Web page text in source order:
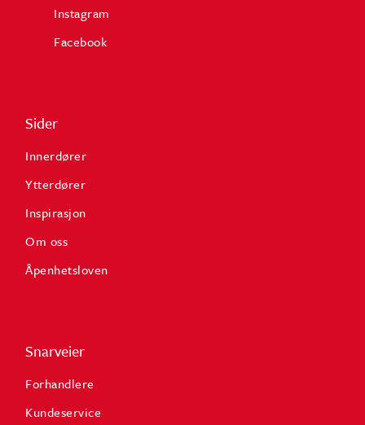
Instagram
Facebook
Sider
Innerdører
Ytterdører
Inspirasjon
Om oss
Åpenhetsloven
Snarveier
Forhandlere
Kundeservice